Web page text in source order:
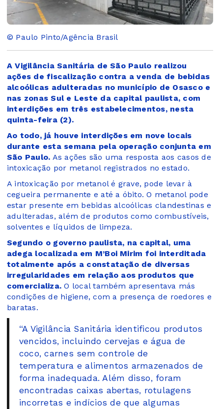
© Paulo Pinto/Agência Brasil
A Vigilância Sanitária de São Paulo realizou
ações de fiscalização contra a venda de bebidas
alcoólicas adulteradas no município de Osasco e
nas zonas Sul e Leste da capital paulista, com
interdições em três estabelecimentos, nesta
quinta-feira (2).
Ao todo, já houve interdições em nove locais
durante esta semana pela operação conjunta em
São Paulo. As ações são uma resposta aos casos de
intoxicação por metanol registrados no estado.
A intoxicação por metanol é grave, pode levar à
cegueira permanente e até a óbito. O metanol pode
estar presente em bebidas alcoólicas clandestinas e
adulteradas, além de produtos como combustíveis,
solventes e líquidos de limpeza.
Segundo o governo paulista, na capital, uma
adega localizada em M’Boi Mirim foi interditada
totalmente após a constatação de diversas
irregularidades em relação aos produtos que
comercializa. O local também apresentava más
condições de higiene, com a presença de roedores e
baratas.
“A Vigilância Sanitária identificou produtos
vencidos, incluindo cervejas e água de
coco, carnes sem controle de
temperatura e alimentos armazenados de
forma inadequada. Além disso, foram
encontradas caixas abertas, rotulagens
incorretas e indícios de que algumas